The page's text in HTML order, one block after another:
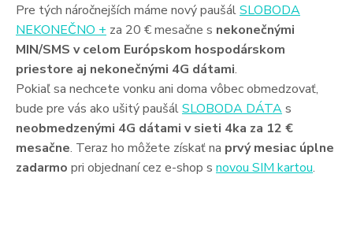
Pre tých náročnejších máme nový paušálSLOBODA
NEKONEČNO + za 20 € mesačne s nekonečnými
MIN/SMS v celom Európskom hospodárskom
priestore aj nekonečnými 4G dátami.
Pokiaľ sa nechcete vonku ani doma vôbec obmedzovať,
bude pre vás ako ušitý paušálSLOBODA DÁTAs
neobmedzenými 4G dátami v sieti 4ka za 12 €
mesačne. Teraz ho môžete získať na prvý mesiac úplne
zadarmo pri objednaní cez e-shop s novou SIM kartou.